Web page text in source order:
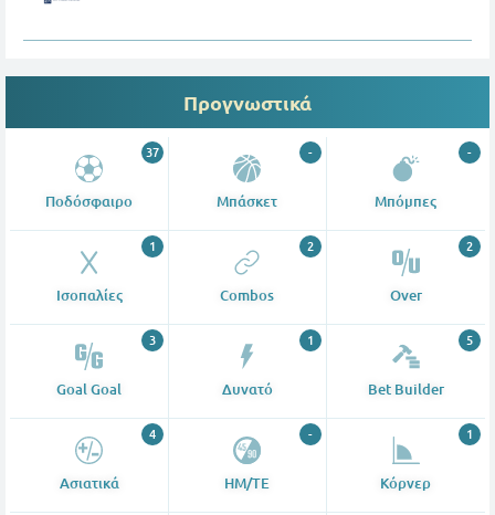
Προγνωστικά
Ποδόσφαιρο
37
Μπάσκετ
-
Μπόμπες
-
Ισοπαλίες
1
Combos
2
Over
2
Goal Goal
3
Δυνατό
1
Bet Builder
5
Ασιατικά
4
ΗΜ/ΤΕ
-
Κόρνερ
1